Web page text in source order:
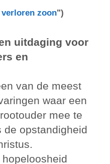
verloren zoon")
uitdaging voor
en
van de meest
waar een
mee te
de opstandigheid